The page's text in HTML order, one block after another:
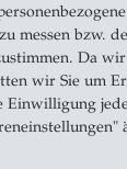
messen bzw.
Da
wir Sie um
Einwilligung
9000 St. Gallen
Tel.: +41 71 224
Email schreiben